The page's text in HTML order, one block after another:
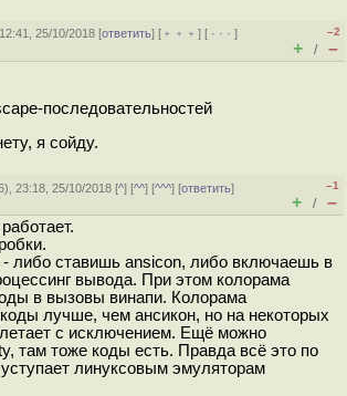
25/10/2018 [ответить] [ ﹢﹢﹢] [ · · ·]
–2
+ / –
последовательностей
я сойду.
), 23:18, 25/10/2018 [^] [^^] [^^^] [ответить]
–1
+ / –
- либо ставишь ansicon, либо включаешь в
вывода. При этом колорама
в вызовы винапи. Колорама
лучше, чем ансикон, но на некоторых
с исключением. Ещё можно
там тоже коды есть. Правда всё это по
линуксовым эмуляторам